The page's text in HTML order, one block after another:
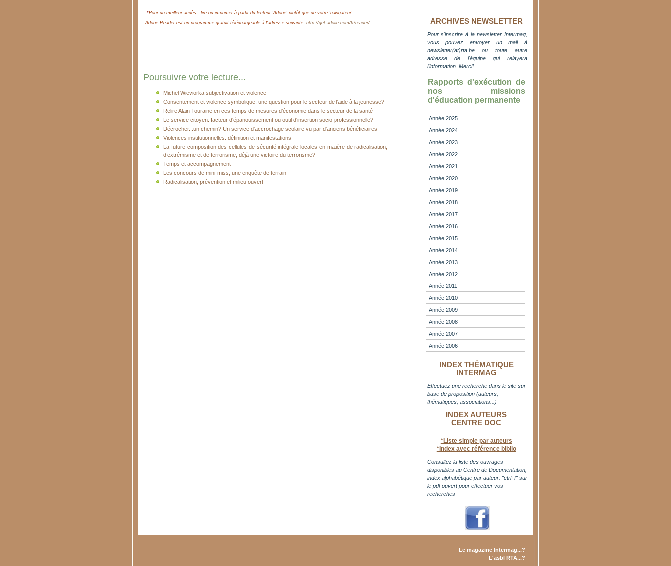
ARCHIVES NEWSLETTER
Pour s'inscrire à la newsletter Intermag,
vous pouvez envoyer un mail à
newsletter(at)rta.beou toute autre
adresse de l'équipe qui relayera
l'information. Merci!
Rapports d'exécution de
nos missions
d'éducation permanente
Année 2025
Année 2024
Année 2023
Année 2022
Année 2021
Année 2020
Année 2019
Année 2018
Année 2017
Année 2016
Année 2015
Année 2014
Année 2013
Année 2012
Année 2011
Année 2010
Année 2009
Année 2008
Année 2007
Année 2006
INDEX THÉMATIQUE
INTERMAG
Effectuez une recherche dans le site sur
base de proposition (auteurs,
thématiques, associations...)
INDEX AUTEURS
CENTRE DOC
*Liste simple par auteurs
*Index avec référence biblio
Consultez la liste des ouvrages
disponibles au Centre de Documentation,
index alphabétique par auteur. "ctrl+f" sur
le pdf ouvert pour effectuer vos
recherches
*Pour un meilleur accès : lire ou imprimer à partir du lecteur 'Adobe' plutôt que de votre 'navigateur'
Adobe Reader est un programme gratuit téléchargeable à l'adresse suivante: http://get.adobe.com/fr/reader/
Poursuivre votre lecture...
Michel Wieviorka subjectivation et violence
Consentement et violence symbolique, une question pour le secteur de l’aide à la jeunesse?
Relire Alain Touraine en ces temps de mesures d’économie dans le secteur de la santé
Le service citoyen: facteur d'épanouissement ou outil d'insertion socio-professionnelle?
Décrocher...un chemin? Un service d'accrochage scolaire vu par d'anciens bénéficiaires
Violences institutionnelles: définition et manifestations
La future composition des cellules de sécurité intégrale locales en matière de radicalisation,
d’extrémisme et de terrorisme, déjà une victoire du terrorisme?
Temps et accompagnement
Les concours de mini-miss, une enquête de terrain
Radicalisation, prévention et milieu ouvert
Le magazine Intermag...?
L'asbl RTA...?